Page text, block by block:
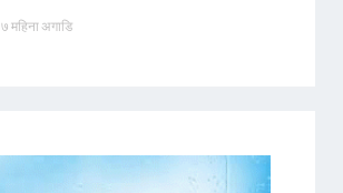
७ महिना अगाडि